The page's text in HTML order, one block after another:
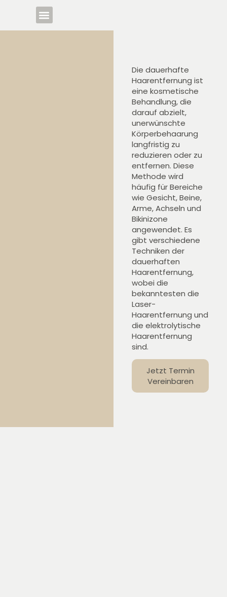
Die dauerhafte
Haarentfernung ist
eine kosmetische
Behandlung, die
darauf abzielt,
unerwünschte
Körperbehaarung
langfristig zu
reduzieren oder zu
entfernen. Diese
Methode wird
häufig für Bereiche
wie Gesicht, Beine,
Arme, Achseln und
Bikinizone
angewendet. Es
gibt verschiedene
Techniken der
dauerhaften
Haarentfernung,
wobei die
bekanntesten die
Laser-
Haarentfernung und
die elektrolytische
Haarentfernung
sind.
Jetzt Termin
Vereinbaren